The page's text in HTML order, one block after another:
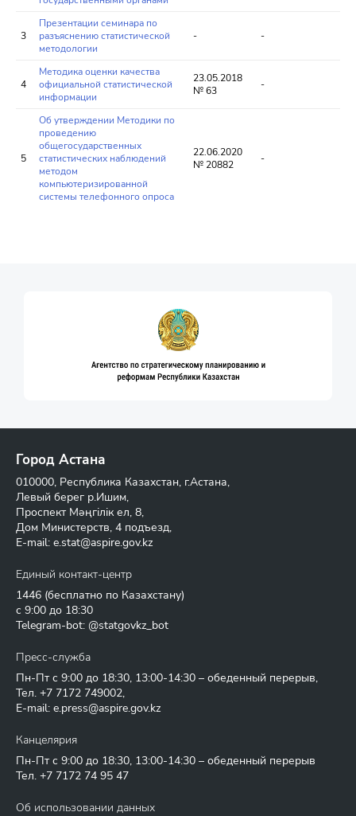
3
Презентации семинара по
разъяснению статистической
методологии
- -
4
Методика оценки качества
официальной статистической
информации
23.05.2018
№ 63
-
5
Об утверждении Методики по
проведению
общегосударственных
статистических наблюдений
методом
компьютеризированной
системы телефонного опроса
22.06.2020
№ 20882
-
Город Астана
010000, Республика Казахстан, г.Астана,
Левый берег р.Ишим,
Проспект Мәңгілік ел, 8,
Дом Министерств, 4 подъезд,
E-mail: e.stat@aspire.gov.kz
Единый контакт-центр
1446 (бесплатно по Казахстану)
с 9:00 до 18:30
Telegram-bot: @statgovkz_bot
Пресс-служба
Пн-Пт с 9:00 до 18:30, 13:00-14:30 – обеденный перерыв,
Тел. +7 7172 749002,
E-mail: e.press@aspire.gov.kz
Канцелярия
Пн-Пт с 9:00 до 18:30, 13:00-14:30 – обеденный перерыв
Тел. +7 7172 74 95 47
Об использовании данных